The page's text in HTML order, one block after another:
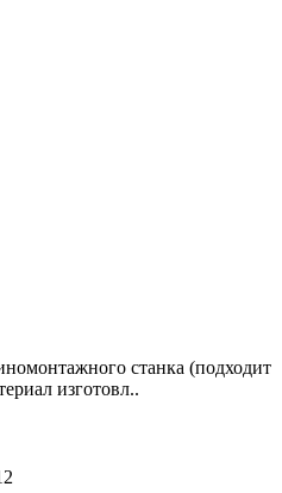
станка (подходит
изготовл..